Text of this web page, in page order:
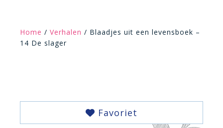
Home / Verhalen / Blaadjes uit een levensboek –
14 De slager
Favoriet